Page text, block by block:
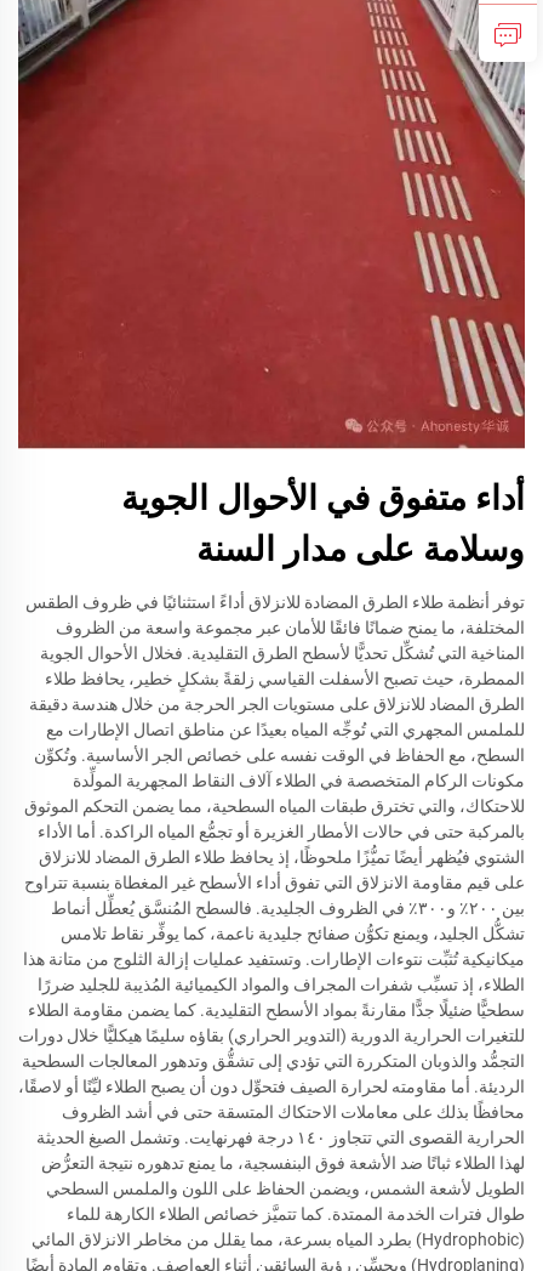
أداء متفوق في الأحوال الجوية
وسلامة على مدار السنة
توفر أنظمة طلاء الطرق المضادة للانزلاق أداءً استثنائيًا في ظروف الطقس
المختلفة، ما يمنح ضمانًا فائقًا للأمان عبر مجموعة واسعة من الظروف
المناخية التي تُشكِّل تحديًّا لأسطح الطرق التقليدية. فخلال الأحوال الجوية
الممطرة، حيث تصبح الأسفلت القياسي زلقةً بشكلٍ خطير، يحافظ طلاء
الطرق المضاد للانزلاق على مستويات الجر الحرجة من خلال هندسة دقيقة
للملمس المجهري التي تُوجِّه المياه بعيدًا عن مناطق اتصال الإطارات مع
السطح، مع الحفاظ في الوقت نفسه على خصائص الجر الأساسية. وتُكوِّن
مكونات الركام المتخصصة في الطلاء آلاف النقاط المجهرية المولِّدة
للاحتكاك، والتي تخترق طبقات المياه السطحية، مما يضمن التحكم الموثوق
بالمركبة حتى في حالات الأمطار الغزيرة أو تجمُّع المياه الراكدة. أما الأداء
الشتوي فيُظهر أيضًا تميُّزًا ملحوظًا، إذ يحافظ طلاء الطرق المضاد للانزلاق
على قيم مقاومة الانزلاق التي تفوق أداء الأسطح غير المغطاة بنسبة تتراوح
بين ٢٠٠٪ و٣٠٠٪ في الظروف الجليدية. فالسطح المُنسَّق يُعطِّل أنماط
تشكُّل الجليد، ويمنع تكوُّن صفائح جليدية ناعمة، كما يوفِّر نقاط تلامس
ميكانيكية تُثبِّت نتوءات الإطارات. وتستفيد عمليات إزالة الثلوج من متانة هذا
الطلاء، إذ تسبِّب شفرات المجراف والمواد الكيميائية المُذيبة للجليد ضررًا
سطحيًّا ضئيلًا جدًّا مقارنةً بمواد الأسطح التقليدية. كما يضمن مقاومة الطلاء
للتغيرات الحرارية الدورية (التدوير الحراري) بقاؤه سليمًا هيكليًّا خلال دورات
التجمُّد والذوبان المتكررة التي تؤدي إلى تشقُّق وتدهور المعالجات السطحية
الرديئة. أما مقاومته لحرارة الصيف فتحوِّل دون أن يصبح الطلاء ليِّنًا أو لاصقًا،
محافظًا بذلك على معاملات الاحتكاك المتسقة حتى في أشد الظروف
الحرارية القصوى التي تتجاوز ١٤٠ درجة فهرنهايت. وتشمل الصيغ الحديثة
لهذا الطلاء ثباتًا ضد الأشعة فوق البنفسجية، ما يمنع تدهوره نتيجة التعرُّض
الطويل لأشعة الشمس، ويضمن الحفاظ على اللون والملمس السطحي
طوال فترات الخدمة الممتدة. كما تتميَّز خصائص الطلاء الكارهة للماء
(Hydrophobic) بطرد المياه بسرعة، مما يقلل من مخاطر الانزلاق المائي
(Hydroplaning) ويحسِّن رؤية السائقين أثناء العواصف. وتقاوم المادة أيضًا